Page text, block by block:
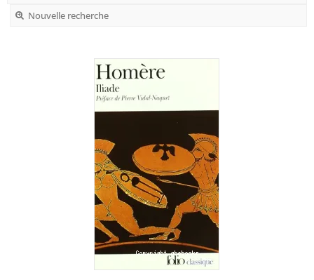
Nouvelle recherche